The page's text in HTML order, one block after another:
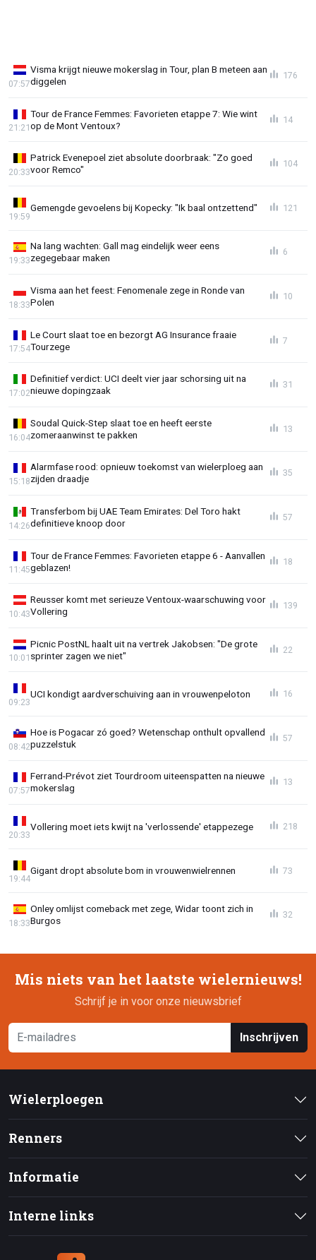
Visma krijgt nieuwe mokerslag in Tour, plan B meteen aan
diggelen
07:57
176
Tour de France Femmes: Favorieten etappe 7: Wie wint
op de Mont Ventoux?
21:21
14
Patrick Evenepoel ziet absolute doorbraak: "Zo goed
voor Remco"
20:33
104
Gemengde gevoelens bij Kopecky: "Ik baal ontzettend"
19:59
121
Na lang wachten: Gall mag eindelijk weer eens
zegegebaar maken
19:33
6
Visma aan het feest: Fenomenale zege in Ronde van
Polen
18:33
10
Le Court slaat toe en bezorgt AG Insurance fraaie
Tourzege
17:54
7
Definitief verdict: UCI deelt vier jaar schorsing uit na
nieuwe dopingzaak
17:02
31
Soudal Quick-Step slaat toe en heeft eerste
zomeraanwinst te pakken
16:04
13
Alarmfase rood: opnieuw toekomst van wielerploeg aan
zijden draadje
15:18
35
Transferbom bij UAE Team Emirates: Del Toro hakt
definitieve knoop door
14:26
57
Tour de France Femmes: Favorieten etappe 6 - Aanvallen
geblazen!
11:45
18
Reusser komt met serieuze Ventoux-waarschuwing voor
Vollering
10:43
139
Picnic PostNL haalt uit na vertrek Jakobsen: "De grote
sprinter zagen we niet"
10:01
22
UCI kondigt aardverschuiving aan in vrouwenpeloton
09:23
16
Hoe is Pogacar zó goed? Wetenschap onthult opvallend
puzzelstuk
08:42
57
Ferrand-Prévot ziet Tourdroom uiteenspatten na nieuwe
mokerslag
07:57
13
Vollering moet iets kwijt na 'verlossende' etappezege
20:33
218
Gigant dropt absolute bom in vrouwenwielrennen
19:44
73
Onley omlijst comeback met zege, Widar toont zich in
Burgos
18:33
32
Mis niets van het laatste wielernieuws!
Schrijf je in voor onze nieuwsbrief
Inschrijven
Wielerploegen
Renners
Informatie
Interne links